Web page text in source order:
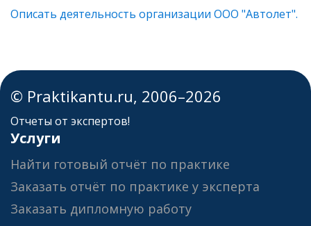
Описать деятельность организации ООО "Автолет".
© Praktikantu.ru, 2006–2026
Отчеты от экспертов!
Услуги
Найти готовый отчёт по практике
Заказать отчёт по практике у эксперта
Заказать дипломную работу